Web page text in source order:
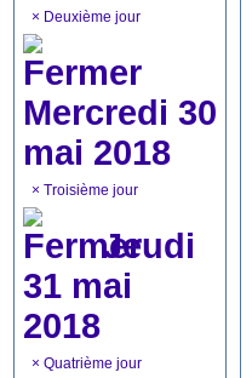
× Deuxième jour
Mercredi 30
mai 2018
× Troisième jour
Jeudi
31 mai
2018
× Quatrième jour